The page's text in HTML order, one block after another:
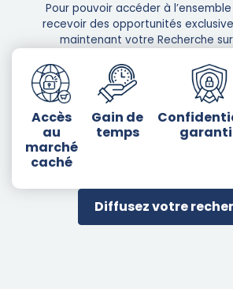
Pour pouvoir accéder à
recevoir des opportunités
maintenant votre Recherche
Accès
au
marché
caché
Gain de
temps
Diffusez votre